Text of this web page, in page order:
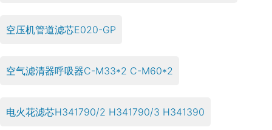
空压机管道滤芯E020-GP
空气滤清器呼吸器C-M33*2 C-M60*2
电火花滤芯H341790/2 H341790/3 H341390